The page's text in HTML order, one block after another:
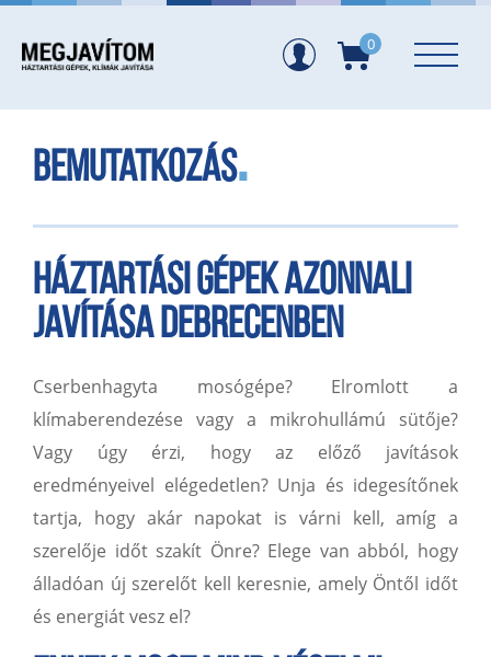
0
Bemutatkozás
Háztartási gépek azonnali
javítása Debrecenben
Cserbenhagyta mosógépe? Elromlott a
klímaberendezése vagy a mikrohullámú sütője?
Vagy úgy érzi, hogy az előző javítások
eredményeivel elégedetlen? Unja és idegesítőnek
tartja, hogy akár napokat is várni kell, amíg a
szerelője időt szakít Önre? Elege van abból, hogy
álladóan új szerelőt kell keresnie, amely Öntől időt
és energiát vesz el?